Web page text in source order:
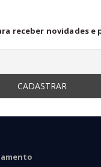
receber novidades e